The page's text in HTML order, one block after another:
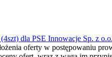
dla PSE Innowacje Sp. z o.o.
oferty w postępowaniu